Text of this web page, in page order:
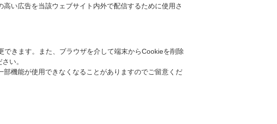
い広告を当該ウェブサイト内外で配信するために使用さ
きます。また、ブラウザを介して端末からCookieを削除
い。
機能が使用できなくなることがありますのでご留意くだ